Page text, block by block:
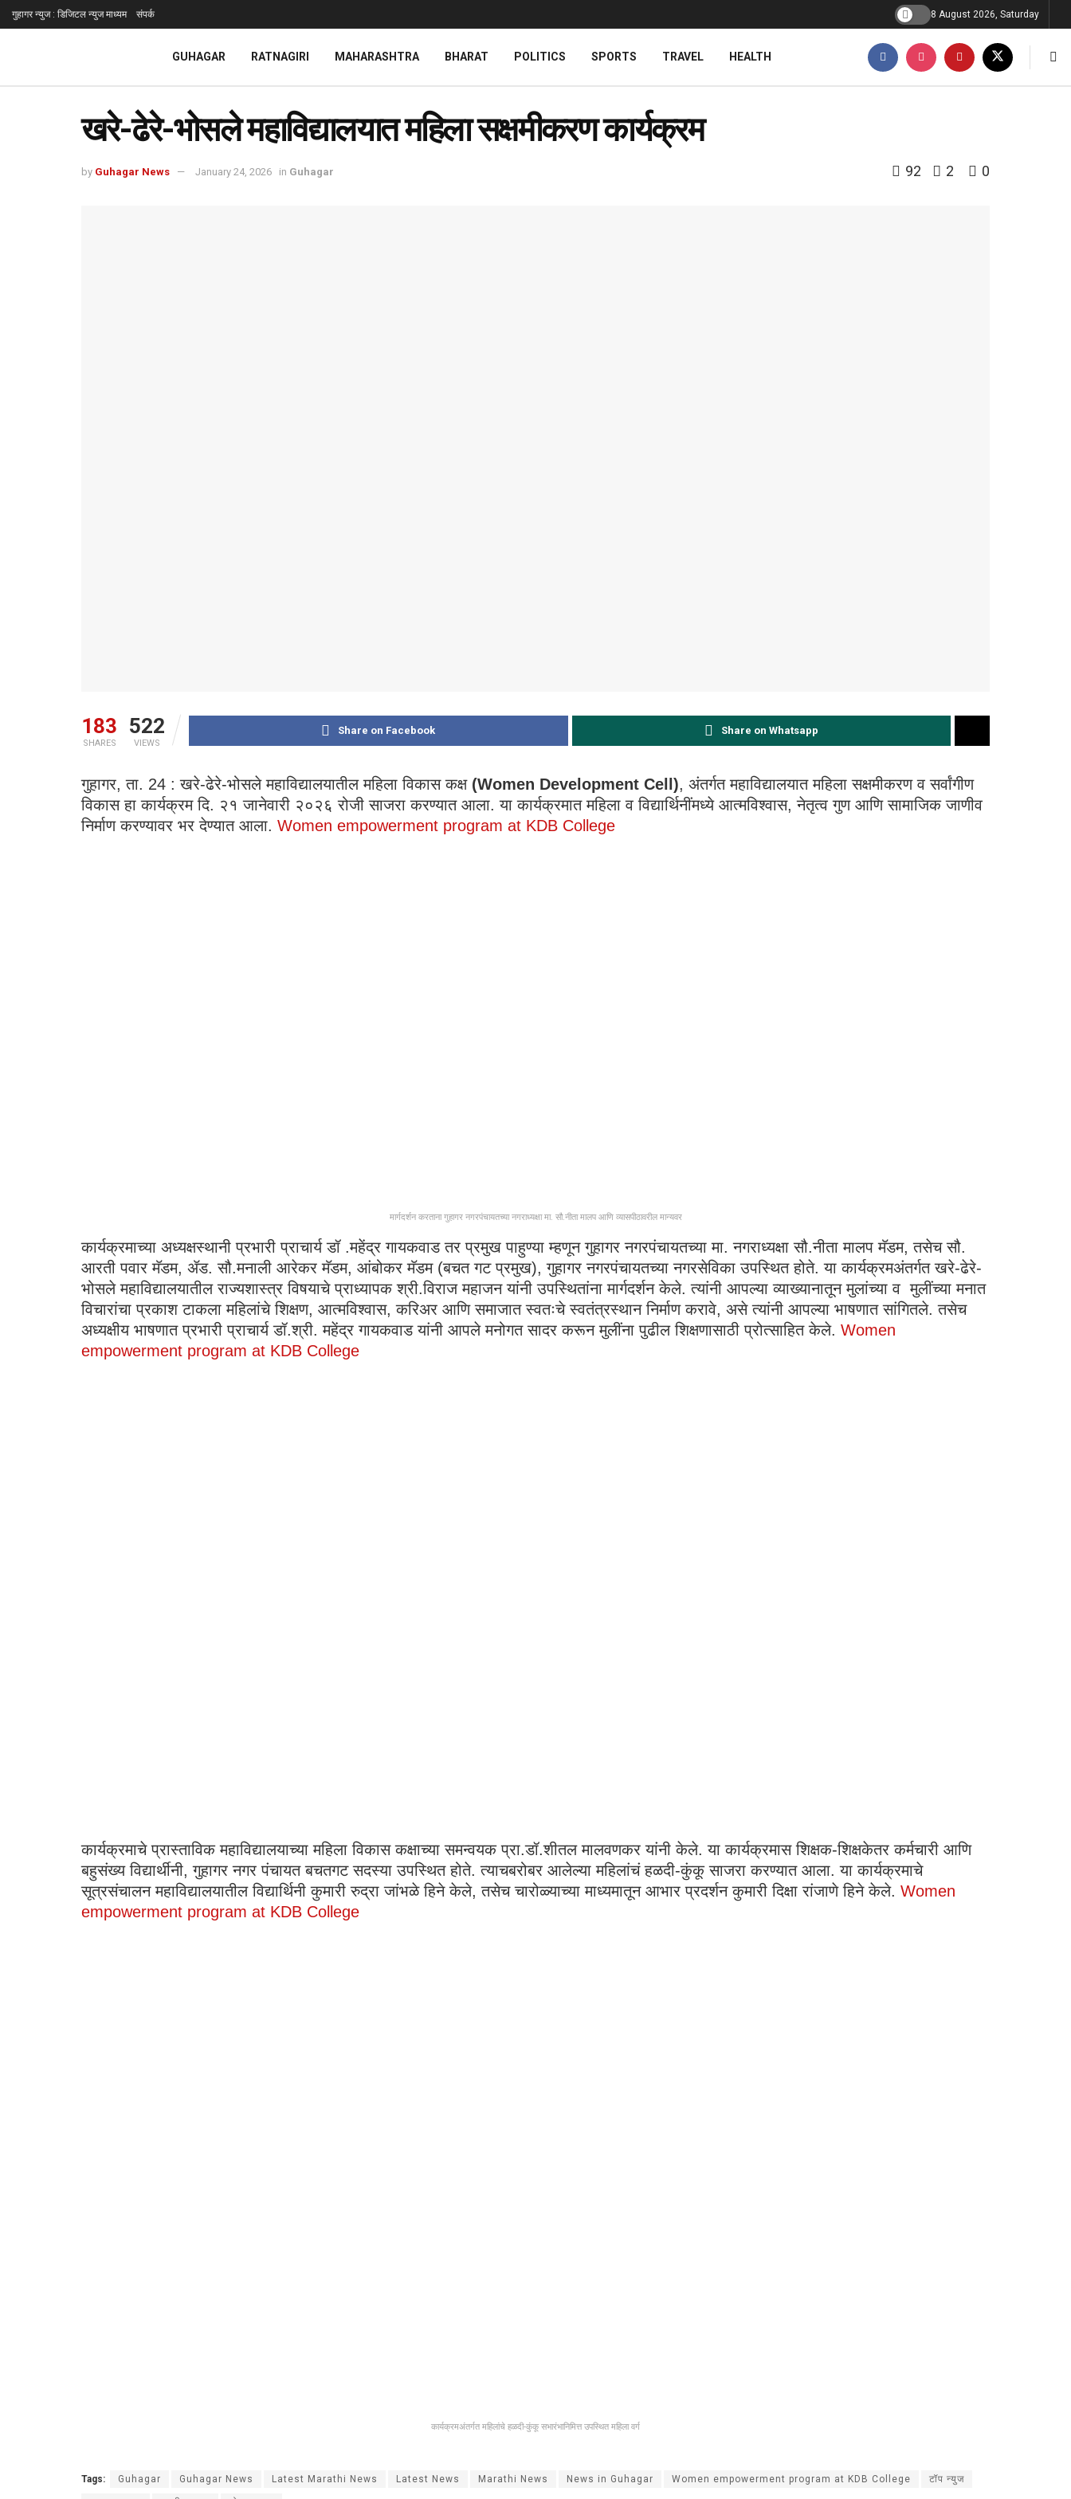
गुहागर न्युज : डिजिटल न्युज माध्यम संपर्क 8 August 2026, Saturday
GUHAGAR RATNAGIRI MAHARASHTRA BHARAT POLITICS SPORTS TRAVEL HEALTH
खरे-ढेरे-भोसले महाविद्यालयात महिला सक्षमीकरण कार्यक्रम
by Guhagar News January 24, 2026 in Guhagar 92 2 0
183
SHARES
522
VIEWS
Share on Facebook Share on Whatsapp
गुहागर, ता. 24 : खरे-ढेरे-भोसले महाविद्यालयातील महिला विकास कक्ष (Women Development Cell), अंतर्गत महाविद्यालयात महिला सक्षमीकरण व सर्वांगीण
विकास हा कार्यक्रम दि. २१ जानेवारी २०२६ रोजी साजरा करण्यात आला. या कार्यक्रमात महिला व विद्यार्थिनींमध्ये आत्मविश्वास, नेतृत्व गुण आणि सामाजिक जाणीव
निर्माण करण्यावर भर देण्यात आला. Women empowerment program at KDB College
मार्गदर्शन करताना गुहागर नगरपंचायतच्या नगराध्यक्षा मा. सौ.नीता मालप आणि व्यासपीठावरील मान्यवर
कार्यक्रमाच्या अध्यक्षस्थानी प्रभारी प्राचार्य डॉ .महेंद्र गायकवाड तर प्रमुख पाहुण्या म्हणून गुहागर नगरपंचायतच्या मा. नगराध्यक्षा सौ.नीता मालप मॅडम, तसेच सौ.
आरती पवार मॅडम, ॲड. सौ.मनाली आरेकर मॅडम, आंबोकर मॅडम (बचत गट प्रमुख), गुहागर नगरपंचायतच्या नगरसेविका उपस्थित होते. या कार्यक्रमअंतर्गत खरे-ढेरे-
भोसले महाविद्यालयातील राज्यशास्त्र विषयाचे प्राध्यापक श्री.विराज महाजन यांनी उपस्थितांना मार्गदर्शन केले. त्यांनी आपल्या व्याख्यानातून मुलांच्या व मुलींच्या मनात
विचारांचा प्रकाश टाकला महिलांचे शिक्षण, आत्मविश्वास, करिअर आणि समाजात स्वतःचे स्वतंत्रस्थान निर्माण करावे, असे त्यांनी आपल्या भाषणात सांगितले. तसेच
अध्यक्षीय भाषणात प्रभारी प्राचार्य डॉ.श्री. महेंद्र गायकवाड यांनी आपले मनोगत सादर करून मुलींना पुढील शिक्षणासाठी प्रोत्साहित केले. Women
empowerment program at KDB College
कार्यक्रमाचे प्रास्ताविक महाविद्यालयाच्या महिला विकास कक्षाच्या समन्वयक प्रा.डॉ.शीतल मालवणकर यांनी केले. या कार्यक्रमास शिक्षक-शिक्षकेतर कर्मचारी आणि
बहुसंख्य विद्यार्थीनी, गुहागर नगर पंचायत बचतगट सदस्या उपस्थित होते. त्याचबरोबर आलेल्या महिलांचं हळदी-कुंकू साजरा करण्यात आला. या कार्यक्रमाचे
सूत्रसंचालन महाविद्यालयातील विद्यार्थिनी कुमारी रुद्रा जांभळे हिने केले, तसेच चारोळ्याच्या माध्यमातून आभार प्रदर्शन कुमारी दिक्षा रांजाणे हिने केले. Women
empowerment program at KDB College
कार्यक्रमअंतर्गत महिलांचे हळदी-कुंकू सभारंभानिमित्त उपस्थित महिला वर्ग
Tags: Guhagar Guhagar News Latest Marathi News Latest News Marathi News News in Guhagar Women empowerment program at KDB College टॉप न्युज